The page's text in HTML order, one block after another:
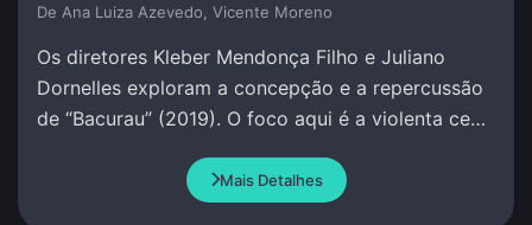
De Ana Luiza Azevedo, Vicente Moreno
Os diretores Kleber Mendonça Filho e Juliano
Dornelles exploram a concepção e a repercussão
de “Bacurau” (2019). O foco aqui é a violenta cena
Mais Detalhes